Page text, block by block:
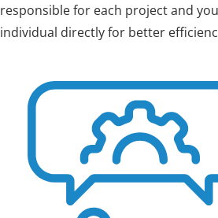
responsible for each project and
individual directly for better